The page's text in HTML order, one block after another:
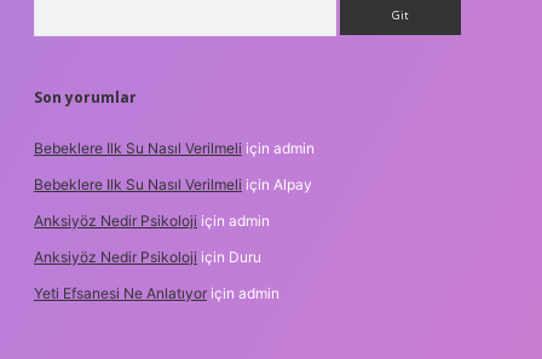
Son yorumlar
Bebeklere Ilk Su Nasıl Verilmeli için admin
Bebeklere Ilk Su Nasıl Verilmeli için Alpay
Anksiyöz Nedir Psikoloji için admin
Anksiyöz Nedir Psikoloji için Duru
Yeti Efsanesi Ne Anlatıyor için admin